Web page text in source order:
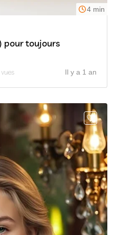
4 min
pour toujours
Il y a 1 an